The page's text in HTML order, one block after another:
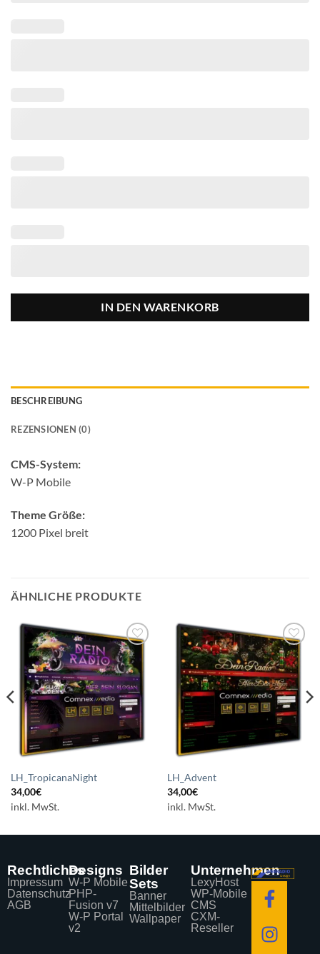
IN DEN WARENKORB
BESCHREIBUNG
REZENSIONEN (0)
CMS-System:
W-P Mobile
Theme Größe:
1200 Pixel breit
ÄHNLICHE PRODUKTE
Auf die
Wunschliste
setzen
LH_TropicanaNight
34,00€
inkl. MwSt.
Auf die
Wunschliste
setzen
LH_Advent
34,00€
inkl. MwSt.
Rechtliches
Impressum
Datenschutz
AGB
Designs
W-P Mobile
PHP-
Fusion v7
W-P Portal
v2
Bilder
Sets
Banner
Mittelbilder
Wallpaper
Unternehmen
LexyHost
WP-Mobile
CMS
CXM-
Reseller